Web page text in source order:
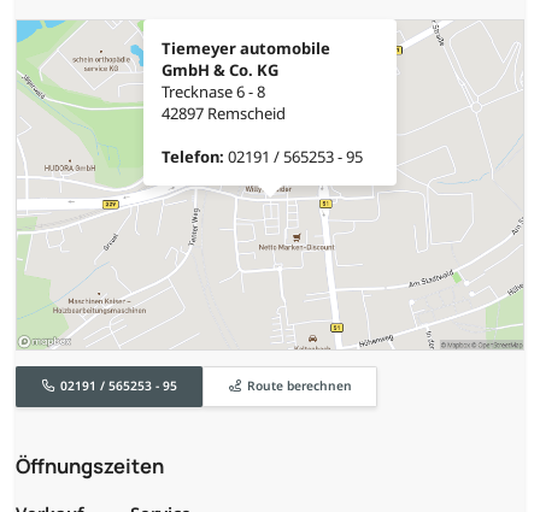
Tiemeyer automobile
GmbH & Co. KG
Trecknase 6 - 8
42897 Remscheid
Telefon: 02191 / 565253 - 95
02191 / 565253 - 95 Route berechnen
Öffnungszeiten